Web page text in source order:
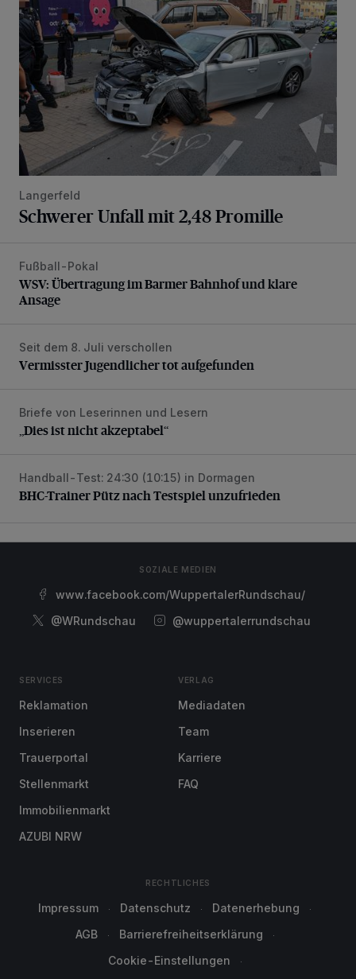
Langerfeld
Schwerer Unfall mit 2,48 Promille
WSV: Übertragung im Barmer Bahnhof und klare Ansage
Fußball-Pokal
WSV: Übertragung im Barmer Bahnhof und klare
Ansage
Vermisster Jugendlicher tot aufgefunden
Seit dem 8. Juli verschollen
Vermisster Jugendlicher tot aufgefunden
„Dies ist nicht akzeptabel“
Briefe von Leserinnen und Lesern
„Dies ist nicht akzeptabel“
BHC-Trainer Pütz nach Testspiel unzufrieden
Handball-Test: 24:30 (10:15) in Dormagen
BHC-Trainer Pütz nach Testspiel unzufrieden
SOZIALE MEDIEN
www.facebook.com/WuppertalerRundschau/
@WRundschau
@wuppertalerrundschau
SERVICES
Reklamation
Inserieren
Trauerportal
Stellenmarkt
Immobilienmarkt
AZUBI NRW
VERLAG
Mediadaten
Team
Karriere
FAQ
RECHTLICHES
Impressum Datenschutz
Datenerhebung
AGB
Barrierefreiheitserklärung
Cookie-Einstellungen